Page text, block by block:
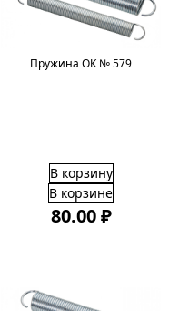
Пружина ОК № 579
В корзину
В корзине
80.00 ₽